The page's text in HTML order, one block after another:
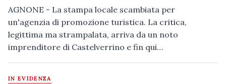
AGNONE - La stampa locale scambiata per
un'agenzia di promozione turistica. La critica,
legittima ma strampalata, arriva da un noto
imprenditore di Castelverrino e fin qui…
IN EVIDENZA